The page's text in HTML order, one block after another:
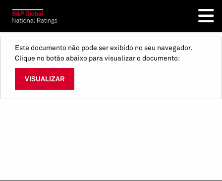
Este documento não pode ser exibido no seu navegador.
Clique no botão abaixo para visualizar o documento:
VISUALIZAR